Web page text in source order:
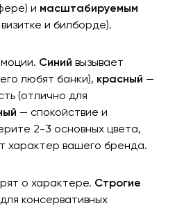
и масштабируемым
и билборде).
Синий вызывает
любят банки), красный —
(отлично для
— спокойствие и
2-3 основных цвета,
характер вашего бренда.
о характере. Строгие
консервативных